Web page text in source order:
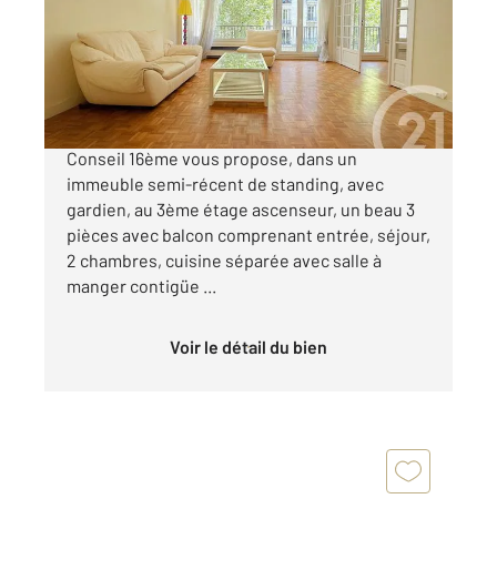
Appartement F3 à vendre
735 000 €
MIRABEAU. Votre agence Century 21 Via
Conseil 16ème vous propose, dans un
immeuble semi-récent de standing, avec
gardien, au 3ème étage ascenseur, un beau 3
pièces avec balcon comprenant entrée, séjour,
2 chambres, cuisine séparée avec salle à
manger contigüe ...
Voir le détail du bien